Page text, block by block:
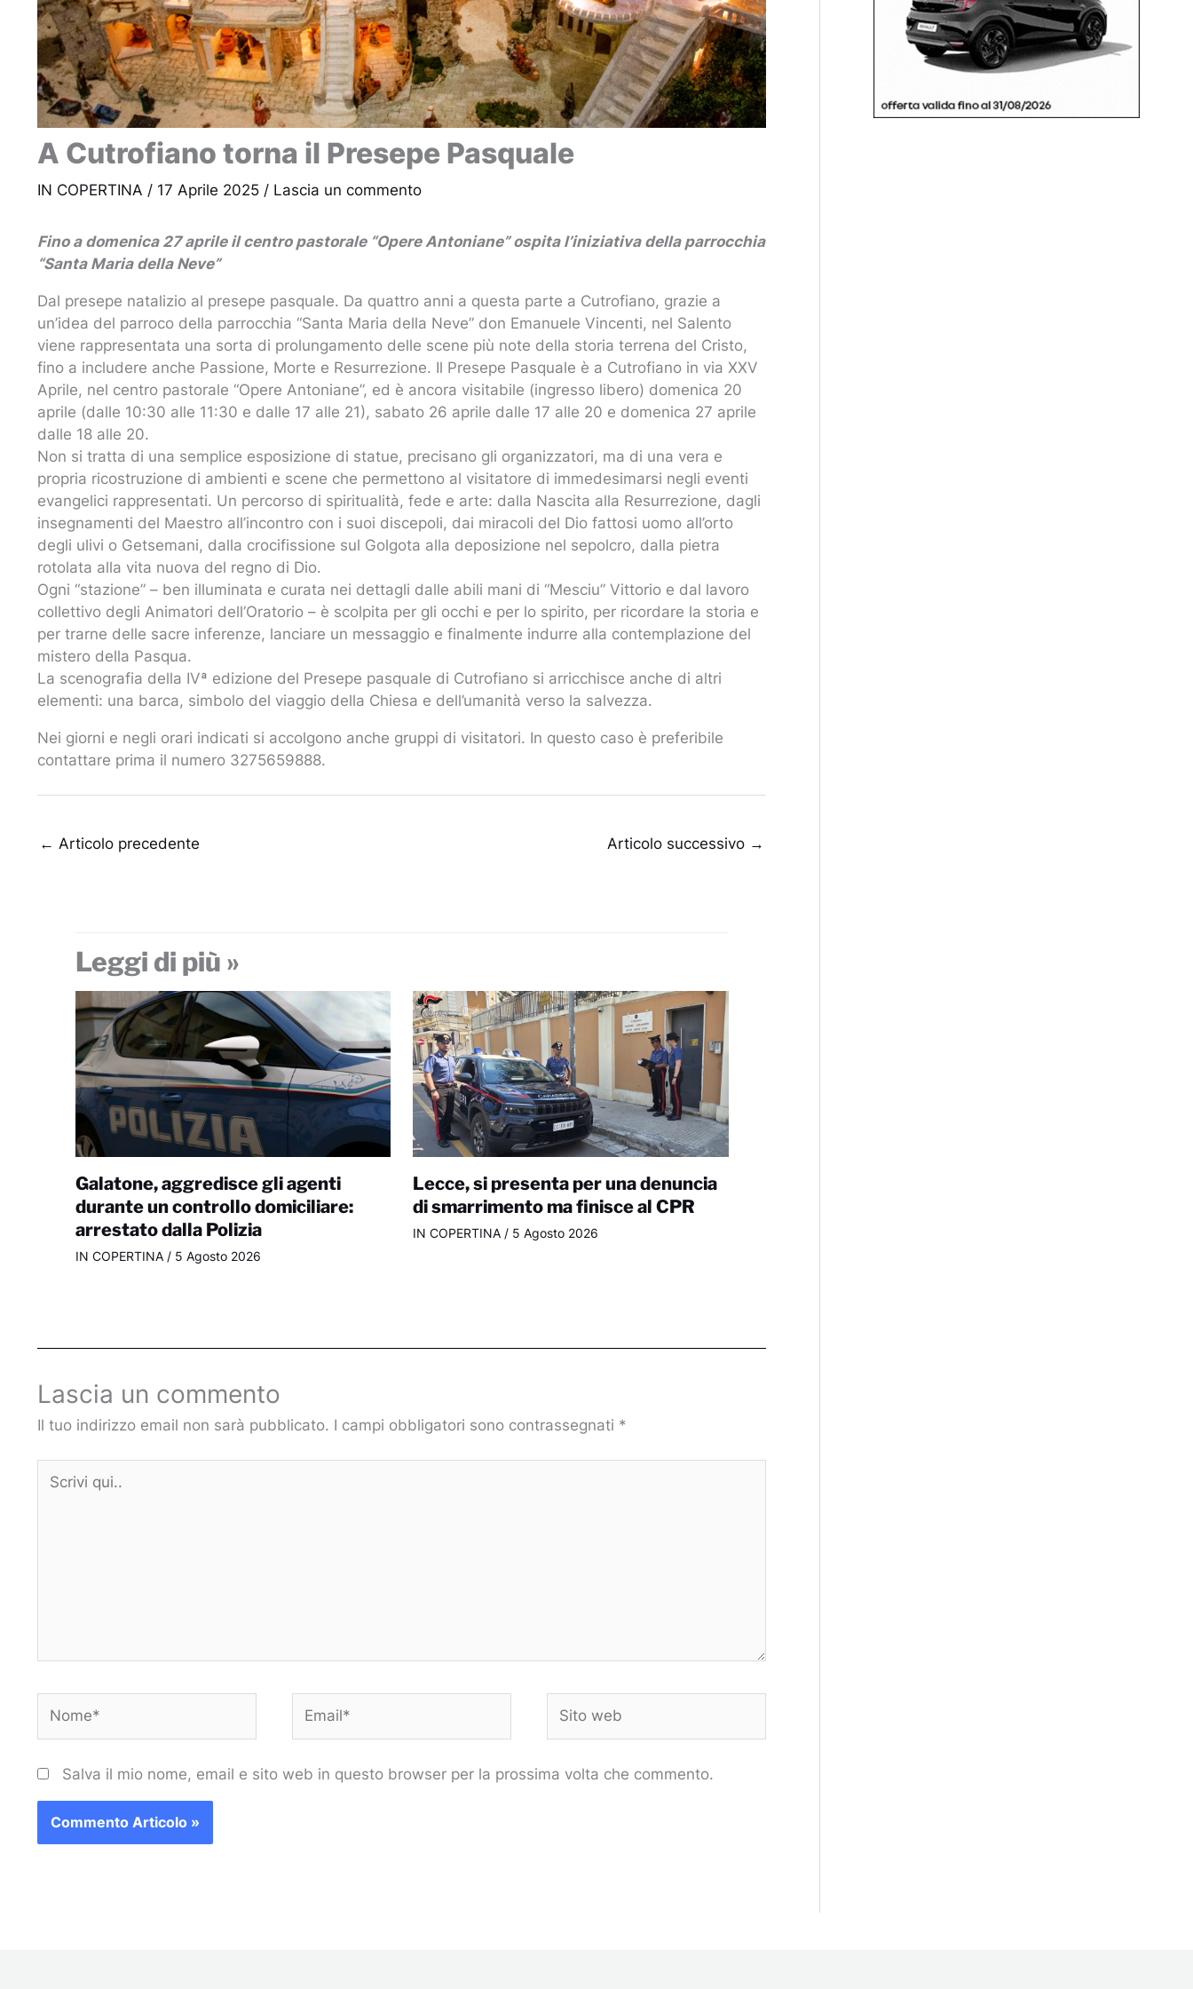
A Cutrofiano torna il Presepe Pasquale
IN COPERTINA / 17 Aprile 2025 / Lascia un commento
Fino a domenica 27 aprile il centro pastorale “Opere Antoniane” ospita l’iniziativa della parrocchia
“Santa Maria della Neve”
Dal presepe natalizio al presepe pasquale. Da quattro anni a questa parte a Cutrofiano, grazie a
un’idea del parroco della parrocchia “Santa Maria della Neve” don Emanuele Vincenti, nel Salento
viene rappresentata una sorta di prolungamento delle scene più note della storia terrena del Cristo,
fino a includere anche Passione, Morte e Resurrezione. Il Presepe Pasquale è a Cutrofiano in via XXV
Aprile, nel centro pastorale “Opere Antoniane”, ed è ancora visitabile (ingresso libero) domenica 20
aprile (dalle 10:30 alle 11:30 e dalle 17 alle 21), sabato 26 aprile dalle 17 alle 20 e domenica 27 aprile
dalle 18 alle 20.
Non si tratta di una semplice esposizione di statue, precisano gli organizzatori, ma di una vera e
propria ricostruzione di ambienti e scene che permettono al visitatore di immedesimarsi negli eventi
evangelici rappresentati. Un percorso di spiritualità, fede e arte: dalla Nascita alla Resurrezione, dagli
insegnamenti del Maestro all’incontro con i suoi discepoli, dai miracoli del Dio fattosi uomo all’orto
degli ulivi o Getsemani, dalla crocifissione sul Golgota alla deposizione nel sepolcro, dalla pietra
rotolata alla vita nuova del regno di Dio.
Ogni “stazione” – ben illuminata e curata nei dettagli dalle abili mani di “Mesciu” Vittorio e dal lavoro
collettivo degli Animatori dell’Oratorio – è scolpita per gli occhi e per lo spirito, per ricordare la storia e
per trarne delle sacre inferenze, lanciare un messaggio e finalmente indurre alla contemplazione del
mistero della Pasqua.
La scenografia della IVª edizione del Presepe pasquale di Cutrofiano si arricchisce anche di altri
elementi: una barca, simbolo del viaggio della Chiesa e dell’umanità verso la salvezza.
Nei giorni e negli orari indicati si accolgono anche gruppi di visitatori. In questo caso è preferibile
contattare prima il numero 3275659888.
← Articolo precedente Articolo successivo →
Leggi di più »
Galatone, aggredisce gli agenti
durante un controllo domiciliare:
arrestato dalla Polizia
IN COPERTINA/ 5 Agosto 2026
Lecce, si presenta per una denuncia
di smarrimento ma finisce al CPR
IN COPERTINA / 5 Agosto 2026
Lascia un commento
Il tuo indirizzo email non sarà pubblicato. I campi obbligatori sono contrassegnati *
qui..
web
Salva il mio nome, email e sito web in questo browser per la prossima volta che commento.